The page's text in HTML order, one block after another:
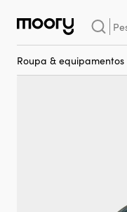
por:
Roupa & equipamentos